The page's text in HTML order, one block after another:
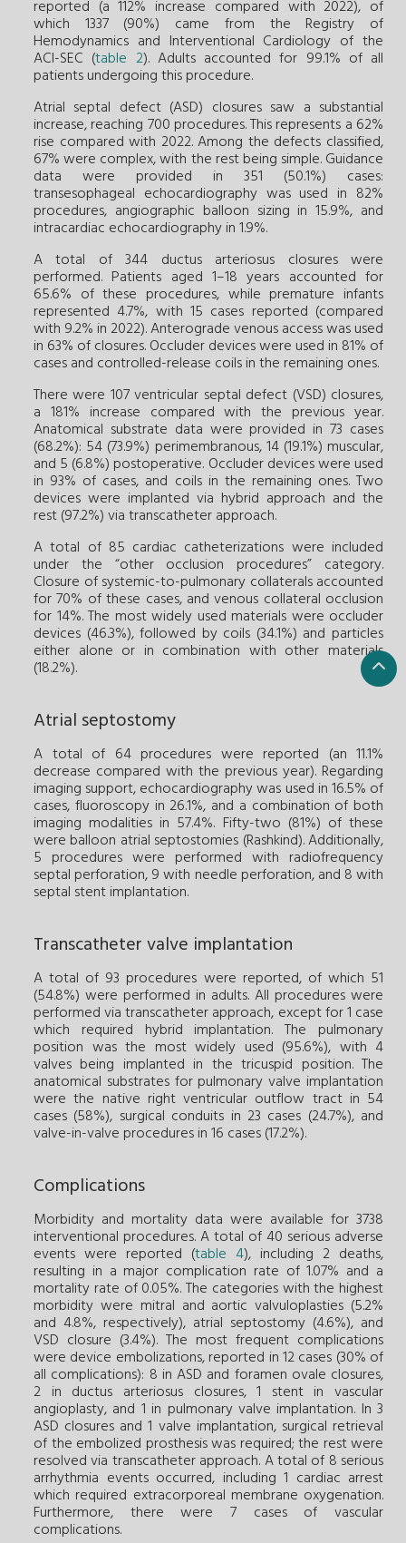
reported (a 112% increase compared with 2022), of
which 1337 (90%) came from the Registry of
Hemodynamics and Interventional Cardiology of the
ACI-SEC (table 2). Adults accounted for 99.1% of all
patients undergoing this procedure.
Atrial septal defect (ASD) closures saw a substantial
increase, reaching 700 procedures. This represents a 62%
rise compared with 2022. Among the defects classified,
67% were complex, with the rest being simple. Guidance
data were provided in 351 (50.1%) cases:
transesophageal echocardiography was used in 82%
procedures, angiographic balloon sizing in 15.9%, and
intracardiac echocardiography in 1.9%.
A total of 344 ductus arteriosus closures were
performed. Patients aged 1–18 years accounted for
65.6% of these procedures, while premature infants
represented 4.7%, with 15 cases reported (compared
with 9.2% in 2022). Anterograde venous access was used
in 63% of closures. Occluder devices were used in 81% of
cases and controlled-release coils in the remaining ones.
There were 107 ventricular septal defect (VSD) closures,
a 181% increase compared with the previous year.
Anatomical substrate data were provided in 73 cases
(68.2%): 54 (73.9%) perimembranous, 14 (19.1%) muscular,
and 5 (6.8%) postoperative. Occluder devices were used
in 93% of cases, and coils in the remaining ones. Two
devices were implanted via hybrid approach and the
rest (97.2%) via transcatheter approach.
A total of 85 cardiac catheterizations were included
under the “other occlusion procedures” category.
Closure of systemic-to-pulmonary collaterals accounted
for 70% of these cases, and venous collateral occlusion
for 14%. The most widely used materials were occluder
devices (46.3%), followed by coils (34.1%) and particles
either alone or in combination with other materials
(18.2%).
Atrial septostomy
A total of 64 procedures were reported (an 11.1%
decrease compared with the previous year). Regarding
imaging support, echocardiography was used in 16.5% of
cases, fluoroscopy in 26.1%, and a combination of both
imaging modalities in 57.4%. Fifty-two (81%) of these
were balloon atrial septostomies (Rashkind). Additionally,
5 procedures were performed with radiofrequency
septal perforation, 9 with needle perforation, and 8 with
septal stent implantation.
Transcatheter valve implantation
A total of 93 procedures were reported, of which 51
(54.8%) were performed in adults. All procedures were
performed via transcatheter approach, except for 1 case
which required hybrid implantation. The pulmonary
position was the most widely used (95.6%), with 4
valves being implanted in the tricuspid position. The
anatomical substrates for pulmonary valve implantation
were the native right ventricular outflow tract in 54
cases (58%), surgical conduits in 23 cases (24.7%), and
valve-in-valve procedures in 16 cases (17.2%).
Complications
Morbidity and mortality data were available for 3738
interventional procedures. A total of 40 serious adverse
events were reported (table 4), including 2 deaths,
resulting in a major complication rate of 1.07% and a
mortality rate of 0.05%. The categories with the highest
morbidity were mitral and aortic valvuloplasties (5.2%
and 4.8%, respectively), atrial septostomy (4.6%), and
VSD closure (3.4%). The most frequent complications
were device embolizations, reported in 12 cases (30% of
all complications): 8 in ASD and foramen ovale closures,
2 in ductus arteriosus closures, 1 stent in vascular
angioplasty, and 1 in pulmonary valve implantation. In 3
ASD closures and 1 valve implantation, surgical retrieval
of the embolized prosthesis was required; the rest were
resolved via transcatheter approach. A total of 8 serious
arrhythmia events occurred, including 1 cardiac arrest
which required extracorporeal membrane oxygenation.
Furthermore, there were 7 cases of vascular
complications.